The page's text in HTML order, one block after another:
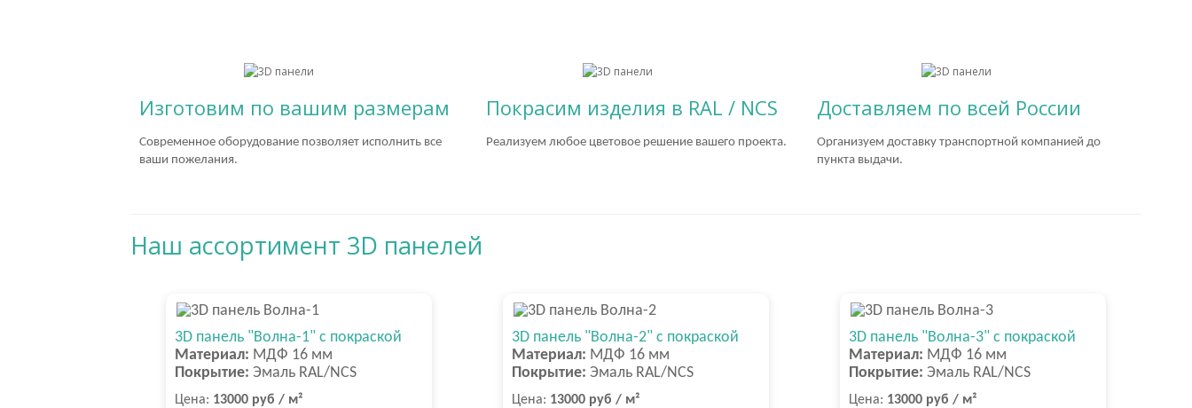
Изготовим по вашим размерам
Современное оборудование позволяет исполнить все
ваши пожелания.
Покрасим изделия в RAL / NCS
Реализуем любое цветовое решение вашего проекта.
Доставляем по всей России
Организуем доставку транспортной компанией до
пункта выдачи.
Наш ассортимент 3D панелей
3D панель "Волна-1" с покраской
Материал: МДФ 16 мм
Покрытие: Эмаль RAL/NCS
Цена: 13000 руб / м²
3D панель "Волна-2" с покраской
Материал: МДФ 16 мм
Покрытие: Эмаль RAL/NCS
Цена: 13000 руб / м²
3D панель "Волна-3" с покраской
Материал: МДФ 16 мм
Покрытие: Эмаль RAL/NCS
Цена: 13000 руб / м²